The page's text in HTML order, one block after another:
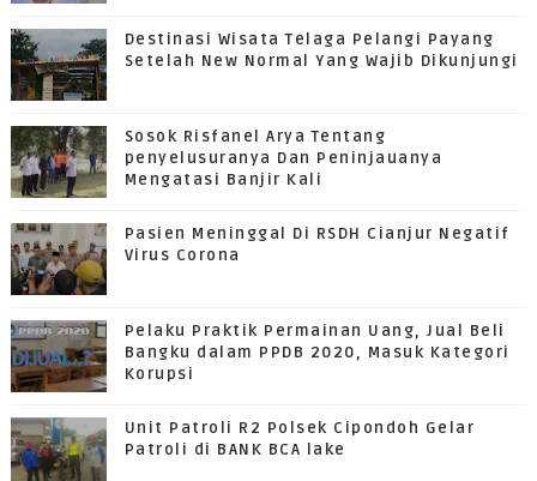
Destinasi Wisata Telaga Pelangi Payang
Setelah New Normal Yang Wajib Dikunjungi
Sosok Risfanel Arya Tentang
penyelusuranya Dan Peninjauanya
Mengatasi Banjir Kali
Pasien Meninggal Di RSDH Cianjur Negatif
Virus Corona
Pelaku Praktik Permainan Uang, Jual Beli
Bangku dalam PPDB 2020, Masuk Kategori
Korupsi
Unit Patroli R2 Polsek Cipondoh Gelar
Patroli di BANK BCA lake